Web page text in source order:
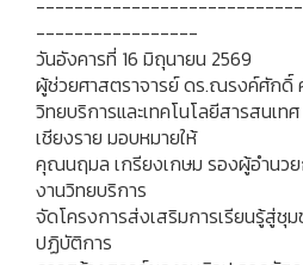
-----------------
วันอังคารที่ 16 มิถุนายน 2569
ผู้ช่วยศาสตราจารย์ ดร.ณรงค์ศักดิ์
วิทยบริการและเทคโนโลยีสารสนเท
เชียงราย มอบหมายให้
คุณนฤมล เกรียงเกษม รองผู้อำนว
งานวิทยบริการ
จัดโครงการส่งเสริมการเรียนรู้สู่ชุ
ปฏิบัติการ